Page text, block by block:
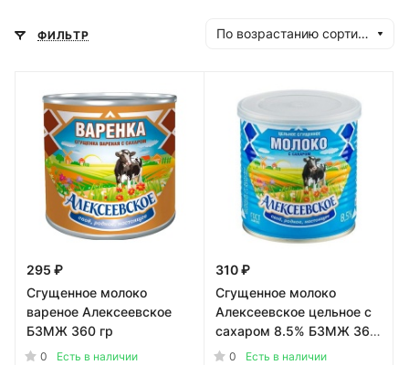
ФИЛЬТР По возрастанию сортировки
295 ₽
Сгущенное молоко
вареное Алексеевское
БЗМЖ 360 гр
0
Есть в наличии
310 ₽
Сгущенное молоко
Алексеевское цельное с
сахаром 8.5% БЗМЖ 360
гр 0
Есть в наличии